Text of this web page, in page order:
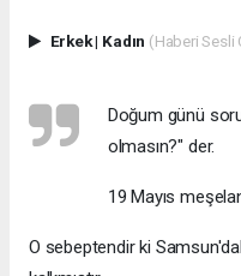
Erkek| Kadın (Haberi Sesli
Doğum günü
olmasın?" der.
19 Mayıs
O sebeptendir ki